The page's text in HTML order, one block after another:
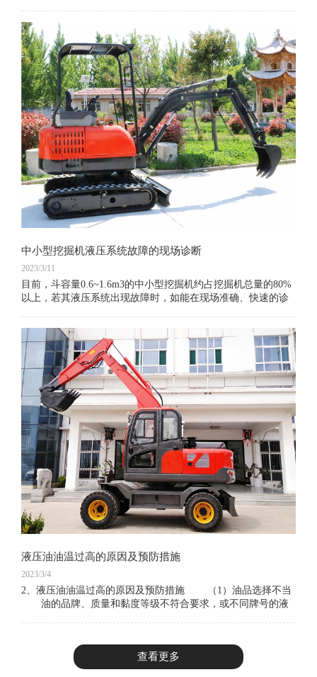
中小型挖掘机液压系统故障的现场诊断
2023/3/11
目前，斗容量0.6~1.6m3的中小型挖掘机约占挖掘机总量的80%
以上，若其液压系统出现故障时，如能在现场准确、快速的诊
液压油油温过高的原因及预防措施
2023/3/4
2、液压油油温过高的原因及预防措施 （1）油品选择不当
油的品牌、质量和黏度等级不符合要求，或不同牌号的液
查看更多